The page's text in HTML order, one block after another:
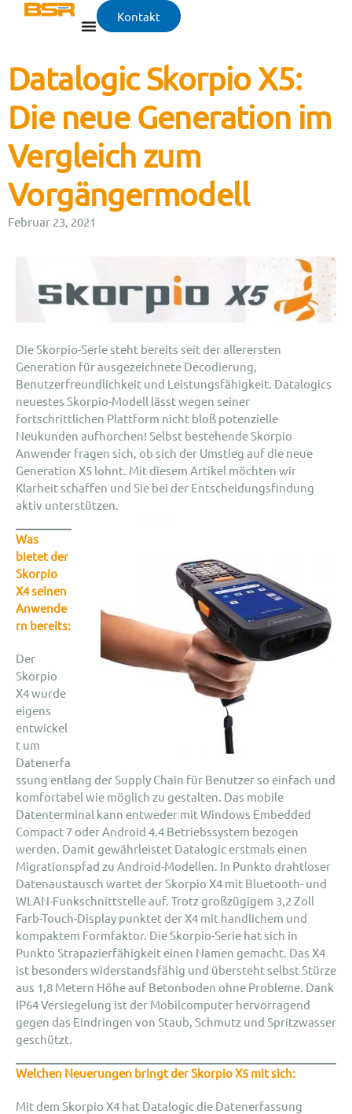
Kontakt
Datalogic Skorpio X5:
Die neue Generation im
Vergleich zum
Vorgängermodell
Februar 23, 2021
Die Skorpio-Serie steht bereits seit der allerersten
Generation für ausgezeichnete Decodierung,
Benutzerfreundlichkeit und Leistungsfähigkeit. Datalogics
neuestes Skorpio-Modell lässt wegen seiner
fortschrittlichen Plattform nicht bloß potenzielle
Neukunden aufhorchen! Selbst bestehende Skorpio
Anwender fragen sich, ob sich der Umstieg auf die neue
Generation X5 lohnt. Mit diesem Artikel möchten wir
Klarheit schaffen und Sie bei der Entscheidungsfindung
aktiv unterstützen.
Was
bietet der
Skorpio
X4 seinen
Anwende
rn bereits:
Der
Skorpio
X4 wurde
eigens
entwickel
t um
Datenerfa
ssung entlang der Supply Chain für Benutzer so einfach und
komfortabel wie möglich zu gestalten. Das mobile
Datenterminal kann entweder mit Windows Embedded
Compact 7 oder Android 4.4 Betriebssystem bezogen
werden. Damit gewährleistet Datalogic erstmals einen
Migrationspfad zu Android-Modellen. In Punkto drahtloser
Datenaustausch wartet der Skorpio X4 mit Bluetooth- und
WLAN-Funkschnittstelle auf. Trotz großzügigem 3,2 Zoll
Farb-Touch-Display punktet der X4 mit handlichem und
kompaktem Formfaktor. Die Skorpio-Serie hat sich in
Punkto Strapazierfähigkeit einen Namen gemacht. Das X4
ist besonders widerstandsfähig und übersteht selbst Stürze
aus 1,8 Metern Höhe auf Betonboden ohne Probleme. Dank
IP64 Versiegelung ist der Mobilcomputer hervorragend
gegen das Eindringen von Staub, Schmutz und Spritzwasser
geschützt.
Welchen Neuerungen bringt der Skorpio X5 mit sich:
Mit dem Skorpio X4 hat Datalogic die Datenerfassung